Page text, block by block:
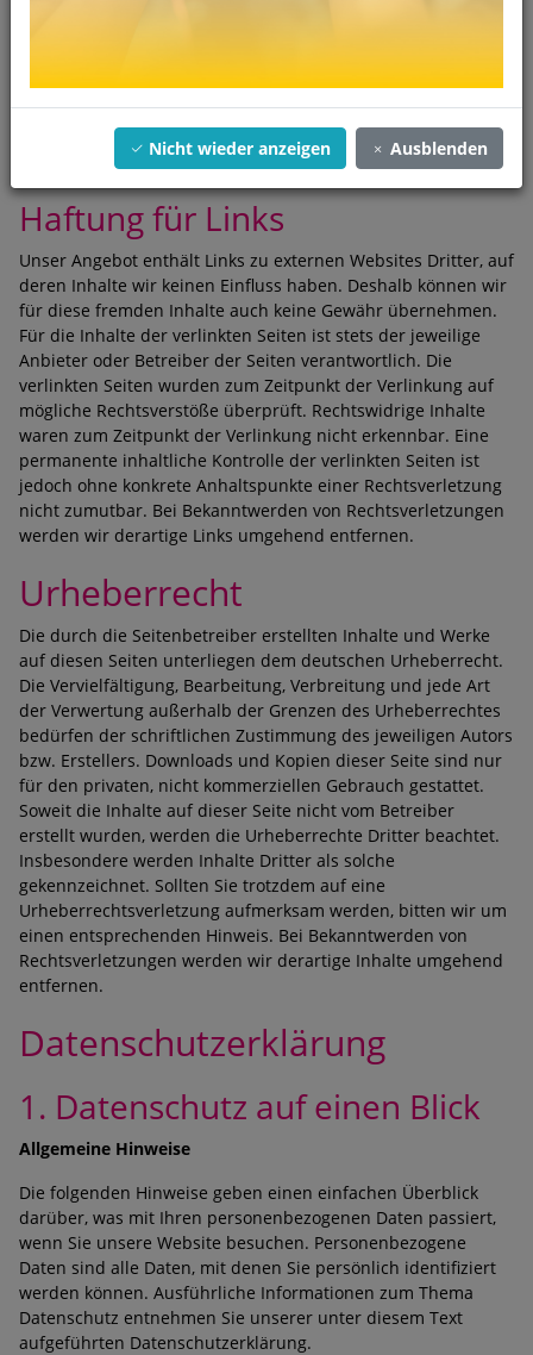
allgemeinen Gesetzen bleiben hiervon unberührt. Eine
diesbezügliche Haftung ist jedoch erst ab dem Zeitpunkt der
Kenntnis einer konkreten Rechtsverletzung möglich. Bei
Bekanntwerden von entsprechenden Rechtsverletzungen
werden wir diese Inhalte umgehend entfernen.
Haftung für Links
Unser Angebot enthält Links zu externen Websites Dritter, auf
deren Inhalte wir keinen Einfluss haben. Deshalb können wir
für diese fremden Inhalte auch keine Gewähr übernehmen.
Für die Inhalte der verlinkten Seiten ist stets der jeweilige
Anbieter oder Betreiber der Seiten verantwortlich. Die
verlinkten Seiten wurden zum Zeitpunkt der Verlinkung auf
mögliche Rechtsverstöße überprüft. Rechtswidrige Inhalte
waren zum Zeitpunkt der Verlinkung nicht erkennbar. Eine
permanente inhaltliche Kontrolle der verlinkten Seiten ist
jedoch ohne konkrete Anhaltspunkte einer Rechtsverletzung
nicht zumutbar. Bei Bekanntwerden von Rechtsverletzungen
werden wir derartige Links umgehend entfernen.
Urheberrecht
Die durch die Seitenbetreiber erstellten Inhalte und Werke
auf diesen Seiten unterliegen dem deutschen Urheberrecht.
Die Vervielfältigung, Bearbeitung, Verbreitung und jede Art
der Verwertung außerhalb der Grenzen des Urheberrechtes
bedürfen der schriftlichen Zustimmung des jeweiligen Autors
bzw. Erstellers. Downloads und Kopien dieser Seite sind nur
für den privaten, nicht kommerziellen Gebrauch gestattet.
Soweit die Inhalte auf dieser Seite nicht vom Betreiber
erstellt wurden, werden die Urheberrechte Dritter beachtet.
Insbesondere werden Inhalte Dritter als solche
gekennzeichnet. Sollten Sie trotzdem auf eine
Urheberrechtsverletzung aufmerksam werden, bitten wir um
einen entsprechenden Hinweis. Bei Bekanntwerden von
Rechtsverletzungen werden wir derartige Inhalte umgehend
entfernen.
Datenschutzerklärung
1. Datenschutz auf einen Blick
Allgemeine Hinweise
Die folgenden Hinweise geben einen einfachen Überblick
darüber, was mit Ihren personenbezogenen Daten passiert,
wenn Sie unsere Website besuchen. Personenbezogene
Daten sind alle Daten, mit denen Sie persönlich identifiziert
werden können. Ausführliche Informationen zum Thema
Datenschutz entnehmen Sie unserer unter diesem Text
aufgeführten Datenschutzerklärung.
Nicht wieder anzeigen Ausblenden